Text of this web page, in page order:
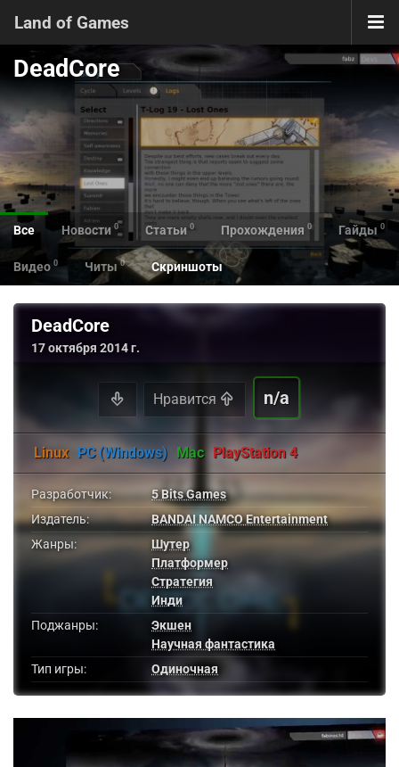
Land of Games
DeadCore
Все Новости 0 Статьи 0 Прохождения 0 Гайды 0
Видео 0 Читы 0 Скриншоты
DeadCore
17 октября 2014 г.
Нравится n/a
Linux PC (Windows) Mac PlayStation 4
Разработчик:
5 Bits Games
Издатель:
BANDAI NAMCO Entertainment
Жанры:
Шутер
Платформер
Стратегия
Инди
Поджанры:
Экшен
Научная фантастика
Тип игры:
Одиночная